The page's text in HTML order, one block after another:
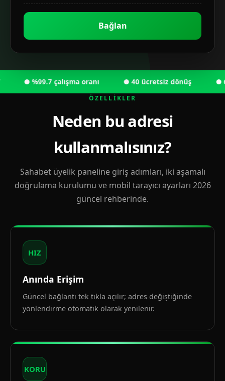
Bağlan
● %99.7 çalışma oranı ● 40 ücretsiz dönüş ●
ÖZELLIKLER
Neden bu adresi
kullanmalısınız?
Sahabet üyelik paneline giriş adımları, iki aşamalı
doğrulama kurulumu ve mobil tarayıcı ayarları 2026
güncel rehberinde.
HIZ
Anında Erişim
Güncel bağlantı tek tıkla açılır; adres değiştiğinde
yönlendirme otomatik olarak yenilenir.
KORU